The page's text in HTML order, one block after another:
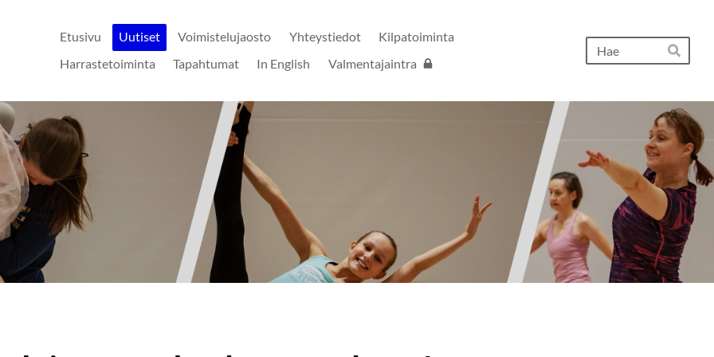
Etusivu Uutiset Voimistelujaosto Yhteystiedot
Kilpatoiminta
Harrastetoiminta
Tapahtumat In English Valmentajaintra Hae